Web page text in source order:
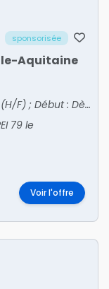
sponsorisée
Aquitaine
ADAPEI 79 - IME MELLE ; Orthophoniste (H/F) ; Début : Dès que possible ; Statut : Non-Cadre ; Période : Jour ; Type de contrat : CDI
79 le
Voir l'offre